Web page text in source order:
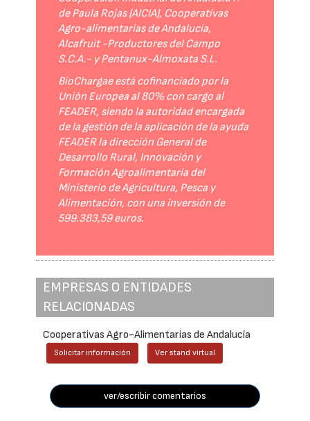
de Paula Rojas (AICIA), Cooperativas
Agro-alimentarias de Andalucía,
Alcafruit -Productores del Campo
S.C.A.- y Pentanux-Almoxata S.L.
BioChargae está cofinanciado por la
Unión Europea al 80% con cargo al
FEADER, siendo la autoridad encargada
de la gestión de la aplicación de la ayuda
FEADER la dirección General de
Desarrollo Rural, Innovación y
Formación Agroalimentaria del
Ministerio de Agricultura, Pesca y
Alimentación, con una inversión de
599.383,59 euros.
EMPRESAS O ENTIDADES
RELACIONADAS
Cooperativas Agro-Alimentarias de Andalucía
Solicitar información Ver stand virtual
ver/escribir comentarios